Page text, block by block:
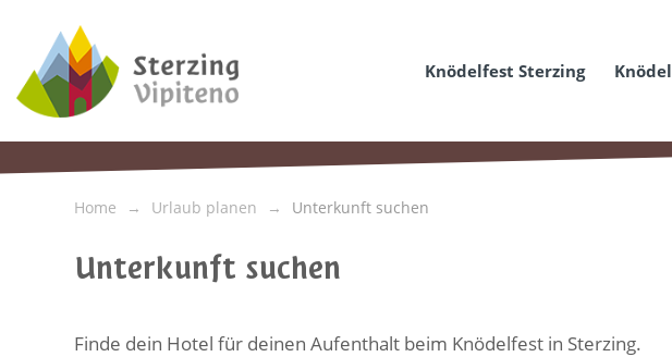
Knödelfest Sterzing Knödel
Home Urlaub planen Unterkunft suchen
Unterkunft suchen
Finde dein Hotel für deinen Aufenthalt beim Knödelfest in Sterzing.